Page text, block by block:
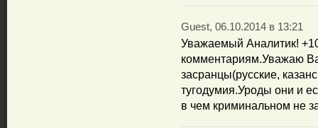
Guest, 06.10.2014 в 13:21
Уважаемый Аналитик!
комментариям.Уважаю
засранцы(русские,
тугодумия.Уроды они и
в чем криминальном не